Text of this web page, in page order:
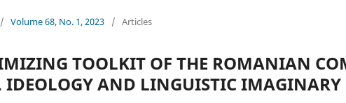
/ Volume 68, No. 1, 2023 / Articles
TOOLKIT OF THE ROMANIAN
IDEOLOGY AND LINGUISTIC IMAGINARY